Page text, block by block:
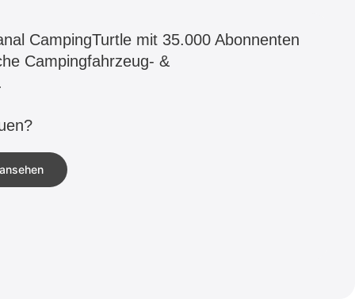
CampingTurtle mit 35.000 Abonnenten
Campingfahrzeug- &